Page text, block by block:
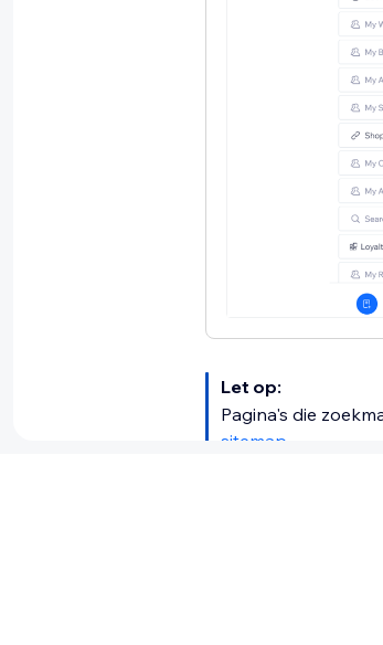
Let op:
Pagina's die
sitemap